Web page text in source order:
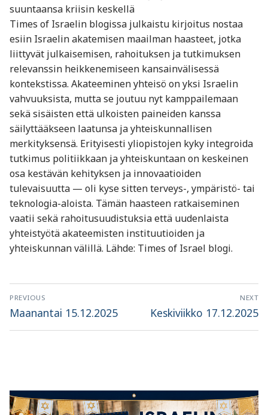
suuntaansa kriisin keskellä
Times of Israelin blogissa julkaistu kirjoitus nostaa
esiin Israelin akatemisen maailman haasteet, jotka
liittyvät julkaisemisen, rahoituksen ja tutkimuksen
relevanssin heikkenemiseen kansainvälisessä
kontekstissa. Akateeminen yhteisö on yksi Israelin
vahvuuksista, mutta se joutuu nyt kamppailemaan
sekä sisäisten että ulkoisten paineiden kanssa
säilyttääkseen laatunsa ja yhteiskunnallisen
merkityksensä. Erityisesti yliopistojen kyky integroida
tutkimus politiikkaan ja yhteiskuntaan on keskeinen
osa kestävän kehityksen ja innovaatioiden
tulevaisuutta — oli kyse sitten terveys-, ympäristö- tai
teknologia-aloista. Tämän haasteen ratkaiseminen
vaatii sekä rahoitusuudistuksia että uudenlaista
yhteistyötä akateemisten instituutioiden ja
yhteiskunnan välillä. Lähde: Times of Israel blogi.
Artikkelien
selaus
PREVIOUS
Previous
Maanantai 15.12.2025
NEXT
Next
Keskiviikko 17.12.2025